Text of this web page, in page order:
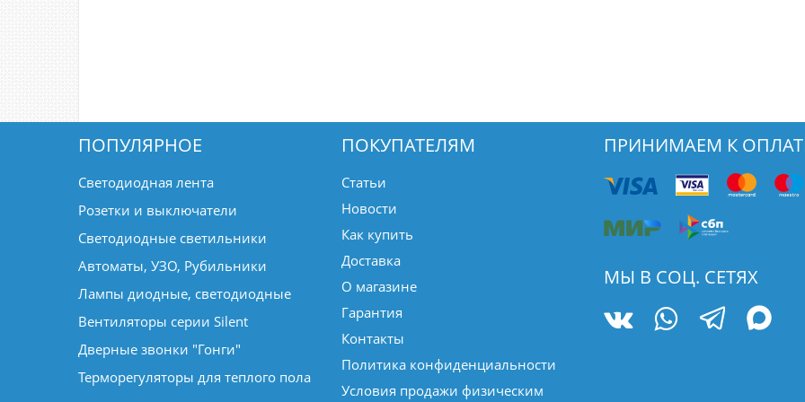
ПОПУЛЯРНОЕ
Светодиодная лента
Розетки и выключатели
Светодиодные светильники
Автоматы, УЗО, Рубильники
Лампы диодные, светодиодные
Вентиляторы серии Silent
Дверные звонки "Гонги"
Терморегуляторы для теплого пола
ПОКУПАТЕЛЯМ
Статьи
Новости
Как купить
Доставка
О магазине
Гарантия
Контакты
Политика конфиденциальности
Условия продажи физическим
ПРИНИМАЕМ К
МЫ В СОЦ. СЕТЯХ